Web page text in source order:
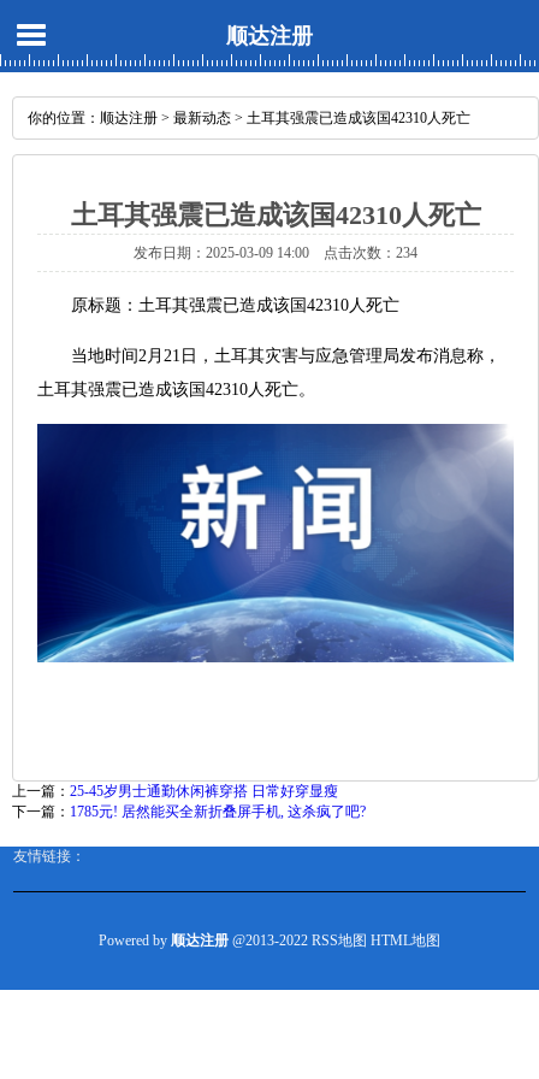
顺达注册
你的位置： 顺达注册 > 最新动态 > 土耳其强震已造成该国42310人死亡
土耳其强震已造成该国42310人死亡
发布日期：2025-03-09 14:00 点击次数：234
原标题：土耳其强震已造成该国42310人死亡
当地时间2月21日，土耳其灾害与应急管理局发布消息称，
土耳其强震已造成该国42310人死亡。
上一篇： 25-45岁男士通勤休闲裤穿搭 日常好穿显瘦
下一篇： 1785元! 居然能买全新折叠屏手机, 这杀疯了吧?
友情链接：
Powered by 顺达注册 @2013-2022 RSS地图 HTML地图